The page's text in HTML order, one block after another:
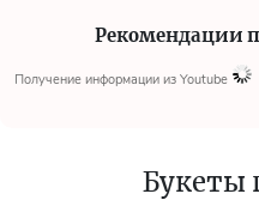
Рекомендации
Получение информации из Youtube
Букеты